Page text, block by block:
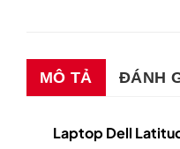
MÔ TẢ ĐÁNH
Laptop Dell